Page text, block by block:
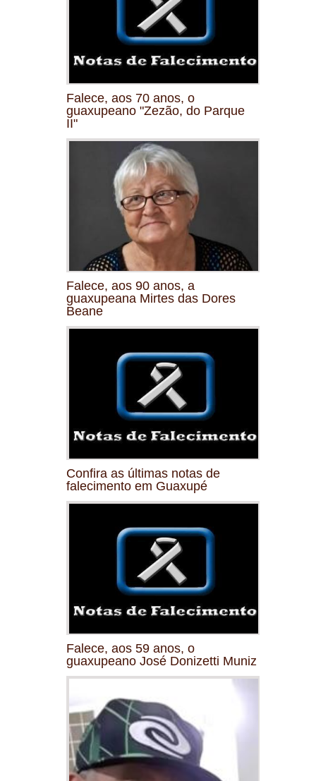
Falece, aos 70 anos, o
guaxupeano "Zezão, do Parque
II"
Falece, aos 90 anos, a
guaxupeana Mirtes das Dores
Beane
Confira as últimas notas de
falecimento em Guaxupé
Falece, aos 59 anos, o
guaxupeano José Donizetti Muniz